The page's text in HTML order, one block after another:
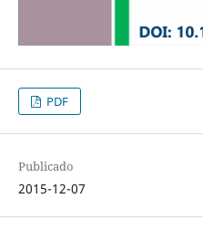
PDF
Publicado
2015-12-07